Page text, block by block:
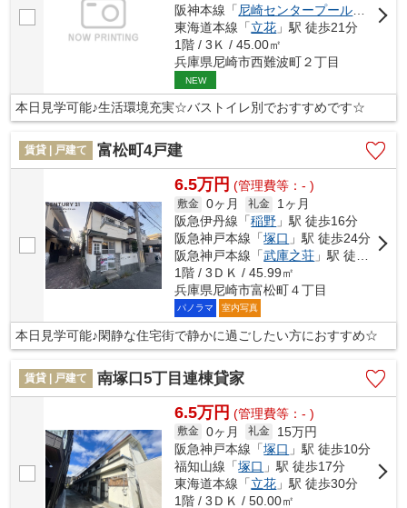
阪神本線「尼崎センタープール前
」駅
東海道本線「立花 」駅 徒歩21分
1階 / 3Ｋ / 45.00㎡
兵庫県尼崎市西難波町２丁目
NEW
本日見学可能♪生活環境充実☆バストイレ別でおすすめです☆
賃貸 | 戸建て 富松町4戸建
6.5万円 (管理費等：- )
敷金 0ヶ月 礼金
1ヶ月
阪急伊丹線「稲野 」駅 徒歩16分
阪急神戸本線「塚口 」駅 徒歩24分
阪急神戸本線「武庫之荘 」駅 徒歩25分
1階 / 3ＤＫ / 45.99㎡
兵庫県尼崎市富松町４丁目
パノラマ 室内写真
本日見学可能♪閑静な住宅街で静かに過ごしたい方におすすめ☆
賃貸 | 戸建て 南塚口5丁目連棟貸家
6.5万円 (管理費等：- )
敷金 0ヶ月 礼金
15万円
阪急神戸本線「塚口 」駅 徒歩10分
福知山線「塚口 」駅 徒歩17分
東海道本線「立花 」駅 徒歩30分
1階 / 3ＤＫ / 50.00㎡